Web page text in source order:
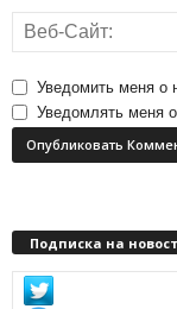
Уведомить меня о
Уведомлять меня
Подписка на